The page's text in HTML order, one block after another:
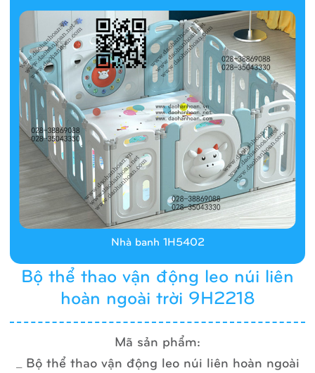
Bộ thể thao vận động leo núi liên
hoàn ngoài trời 9H2218
Mã sản phẩm:
_ Bộ thể thao vận động leo núi liên hoàn ngoài
Nhà banh 1H5402